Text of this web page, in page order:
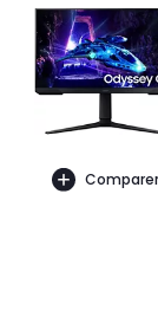
Comparer